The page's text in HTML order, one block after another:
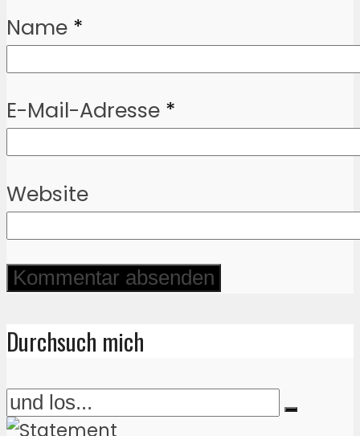
Name *
E-Mail-Adresse *
Website
Durchsuch mich